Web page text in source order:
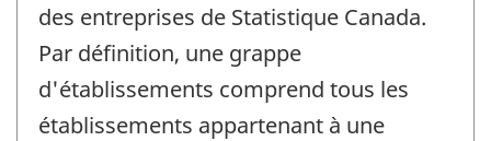
des entreprises de Statistique Canada.
Par définition, une grappe
d'établissements comprend tous les
établissements appartenant à une